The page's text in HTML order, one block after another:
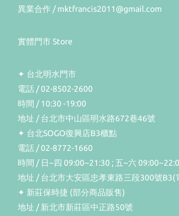
異業合作 / mktfrancis2011@gmail.com
實體門市 Store
✦ 台北明水門市
電話 / 02-8502-2600
時間 / 10:30 -19:00
地址 / 台北市中山區明水路672巷46號
✦ 台北SOGO復興店B3櫃點
電話 / 02-8772-1660
時間 / 日~四 09:00~21:30 ; 五~六
地址 / 台北市大安區忠孝東路三段300號B3(
✦ 新莊保時捷 (部分商品販售)
地址 / 新北市新莊區中正路50號